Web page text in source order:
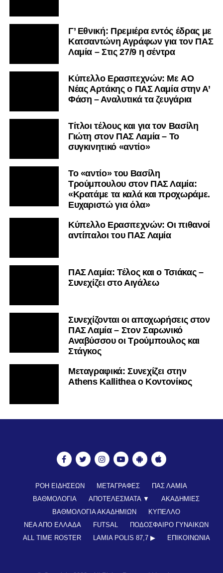
Γ’ Εθνική: Πρεμιέρα εντός έδρας με
Κατσαντώνη Αγράφων για τον ΠΑΣ
Λαμία – Στις 27/9 η σέντρα
Kύπελλο Ερασιτεχνών: Με AO
Nέας Αρτάκης ο ΠΑΣ Λαμία στην Α’
Φάση – Αναλυτικά τα ζευγάρια
Τίτλοι τέλους και για τον Βασίλη
Γιώτη στον ΠΑΣ Λαμία – Το
συγκινητικό «αντίο»
Το «αντίο» του Βασίλη
Τρούμπουλου στον ΠΑΣ Λαμία:
«Κρατάμε τα καλά και προχωράμε.
Ευχαριστώ για όλα»
Κύπελλο Ερασιτεχνών: Οι πιθανοί
αντίπαλοι του ΠΑΣ Λαμία
ΠΑΣ Λαμία: Τέλος και ο Τσιάκας –
Συνεχίζει στο Αιγάλεω
Συνεχίζονται οι αποχωρήσεις στον
ΠΑΣ Λαμία – Στον Σαρωνικό
Αναβύσσου οι Τρούμπουλος και
Στάγκος
Mεταγραφικά: Συνεχίζει στην
Athens Kallithea ο Κοντονίκος
ΡΟΗ ΕΙΔΗΣΕΩΝ ΜΕΤΑΓΡΑΦΕΣ
ΠΑΣ ΛΑΜΙΑ
ΒΑΘΜΟΛΟΓΙΑ
ΑΠΟΤΕΛΕΣΜΑΤΑ ▼
ΑΚΑΔΗΜΙΕΣ
ΒΑΘΜΟΛΟΓΙΑ ΑΚΑΔΗΜΙΩΝ
ΚΥΠΕΛΛΟ
ΝΕΑ ΑΠΟ ΕΛΛΑΔΑ
FUTSAL
ΠΟΔΟΣΦΑΙΡΟ ΓΥΝΑΙΚΩΝ
ALL TIME ROSTER
LAMIA POLIS 87,7 ▶︎ ΕΠΙΚΟΙΝΩΝΊΑ